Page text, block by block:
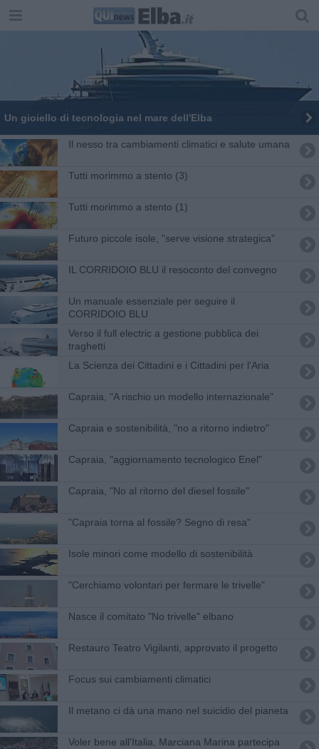
Un gioiello di tecnologia nel mare dell'Elba
Il nesso tra cambiamenti climatici e salute umana
Tutti morimmo a stento (3)
​Tutti morimmo a stento (1)
Futuro piccole isole, "serve visione strategica"
IL CORRIDOIO BLU il resoconto del convegno
Un manuale essenziale per seguire il
CORRIDOIO BLU
Verso il full electric a gestione pubblica dei
traghetti​
​La Scienza dei Cittadini e i Cittadini per l’Aria
Capraia, "A rischio un modello internazionale"
Capraia e sostenibilità, "no a ritorno indietro"
Capraia, "aggiornamento tecnologico Enel"
Capraia, "No al ritorno del diesel fossile"
"Capraia torna al fossile? Segno di resa"
Isole minori come modello di sostenibilità
"Cerchiamo volontari per fermare le trivelle"
Nasce il comitato "No trivelle" elbano
Restauro Teatro Vigilanti, approvato il progetto
Focus sui cambiamenti climatici
​Il metano ci dà una mano nel suicidio del pianeta
Voler bene all'Italia, Marciana Marina partecipa